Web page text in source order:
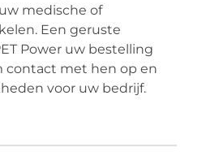
medische of
Een geruste
Power uw bestelling
contact met hen op en
voor uw bedrijf.